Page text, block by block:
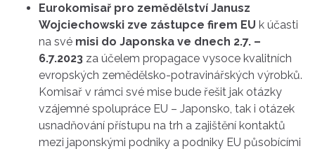
Eurokomisař pro zemědělství Janusz
Wojciechowski zve zástupce firem EU k účasti
na své misi do Japonska ve dnech 2.7. –
6.7.2023 za účelem propagace vysoce kvalitních
evropských zemědělsko-potravinářských výrobků.
Komisař v rámci své mise bude řešit jak otázky
vzájemné spolupráce EU – Japonsko, tak i otázek
usnadňování přístupu na trh a zajištění kontaktů
mezi japonskými podniky a podniky EU působícími